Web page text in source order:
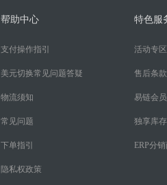
帮助中心
支付操作指引
美元切换常见问题答疑
物流须知
常见问题
下单指引
隐私权政策
特色服
活动专区
售后条款
易链会
独享库
ERP分